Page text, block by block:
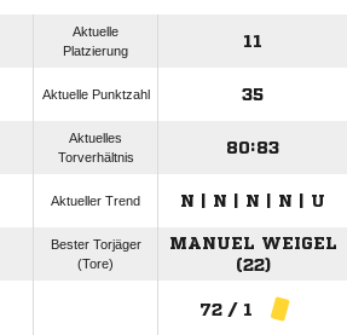
Aktuelle
Platzierung
11
Aktuelle Punktzahl 35
Aktuelles
Torverhältnis
80:83
Aktueller Trend N | N | N | N | U
Bester Torjäger
(Tore)
MANUEL WEIGEL
(22)
72 / 1